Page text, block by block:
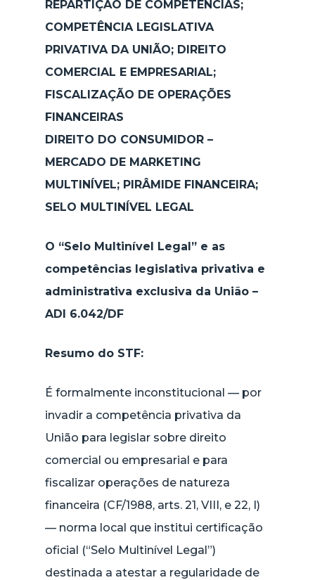
REPARTIÇÃO DE COMPETÊNCIAS;
COMPETÊNCIA LEGISLATIVA
PRIVATIVA DA UNIÃO; DIREITO
COMERCIAL E EMPRESARIAL;
FISCALIZAÇÃO DE OPERAÇÕES
FINANCEIRAS
DIREITO DO CONSUMIDOR –
MERCADO DE MARKETING
MULTINÍVEL; PIRÂMIDE FINANCEIRA;
SELO MULTINÍVEL LEGAL
O “Selo Multinível Legal” e as
competências legislativa privativa e
administrativa exclusiva da União –
ADI 6.042/DF
Resumo do STF:
É formalmente inconstitucional — por
invadir a competência privativa da
União para legislar sobre direito
comercial ou empresarial e para
fiscalizar operações de natureza
financeira (CF/1988, arts. 21, VIII, e 22, I)
— norma local que institui certificação
oficial (“Selo Multinível Legal”)
destinada a atestar a regularidade de